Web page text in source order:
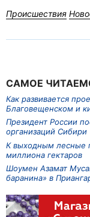
Происшествия
САМОЕ
Как развивается
Благовещенском и
Президент России
организаций Сибири
К выходным лесные
миллиона гектаров
Шоумен Азамат
баранина» в